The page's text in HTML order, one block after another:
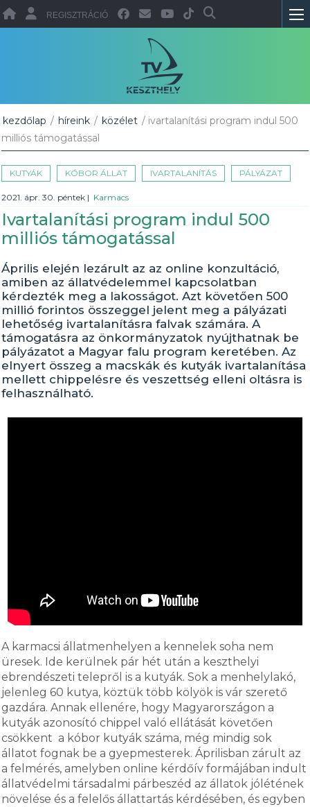
REGISZTRÁCIÓ
kezdőlap / híreink / közélet / ivartalanítási program indul 500
milliós támogatással
KUTYÁK KÓBOR ÁLLAT IVARTALANÍTÁS PÁLYÁZAT
2021. ápr. 30. péntek | Karmacs
Ivartalanítási program indul 500
milliós támogatással
Április elején lezárult az az online konzultáció,
amiben az állatvédelemmel kapcsolatban
kérdezték meg a lakosságot. Azt követően 500
millió forintos összeggel jelent meg a pályázati
lehetőség ivartalanításra falvak számára. A
támogatásra az önkormányzatok nyújthatnak be
pályázatot a Magyar falu program keretében. Az
elnyert összeg a macskák és kutyák ivartalanítása
mellett chippelésre és veszettség elleni oltásra is
felhasználható.
A karmacsi állatmenhelyen a kennelek soha nem
üresek. Ide kerülnek pár hét után a keszthelyi
ebrendészeti telepről is a kutyák. Sok a menhelylakó,
jelenleg 60 kutya, köztük több kölyök is vár szerető
gazdára. Annak ellenére, hogy Magyarországon a
kutyák azonosító chippel való ellátását követően
csökkent a kóbor kutyák száma, még mindig sok
állatot fognak be a gyepmesterek. Áprilisban zárult az
a felmérés, amelyben online kérdőív formájában indult
állatvédelmi társadalmi párbeszéd az állatok jólétének
növelése és a felelős állattartás kérdésében, és egyben